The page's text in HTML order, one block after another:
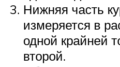
Нижняя часть
измеряется в
одной крайней
второй.